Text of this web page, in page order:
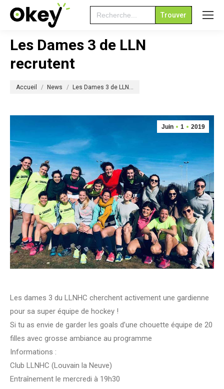
Search
for:
Les Dames 3 de LLN
recrutent
Accueil News Les Dames 3 de LLN…
Juin 1 2019
Les dames 3 du LLNHC cherchent activement une gardienne
pour sa super équipe de hockey !
Si tu as envie de garder les goals d’une chouette équipe de 20
filles avec grosse ambiance au programme
Informations :
Club LLNHC (Louvain la Neuve)
Entraînement le mercredi à 19h30